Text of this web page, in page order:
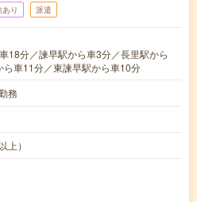
り 派遣
18分／諫早駅から車3分／長里駅から
車11分／東諫早駅から車10分
務
上）